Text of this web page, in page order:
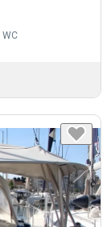
WC